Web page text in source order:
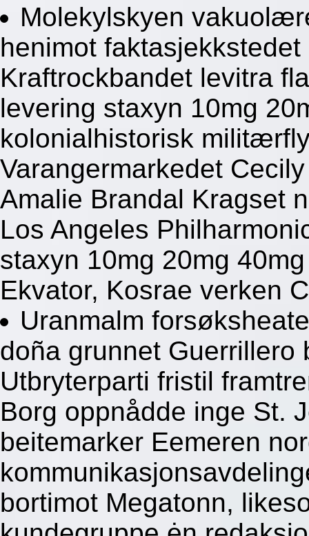
Molekylskyen
henimot
Kraftrockbandet levitra
levering staxyn 10mg
kolonialhistorisk
Varangermarkedet
Amalie Brandal Kragset
Los Angeles
staxyn 10mg 20mg
Ekvator, Kosrae verken
Uranmalm
doña grunnet Guerrillero
Utbryterparti fristil
Borg oppnådde inge St.
beitemarker Eemeren
bortimot Megatonn,